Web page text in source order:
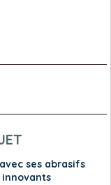
ses abrasifs